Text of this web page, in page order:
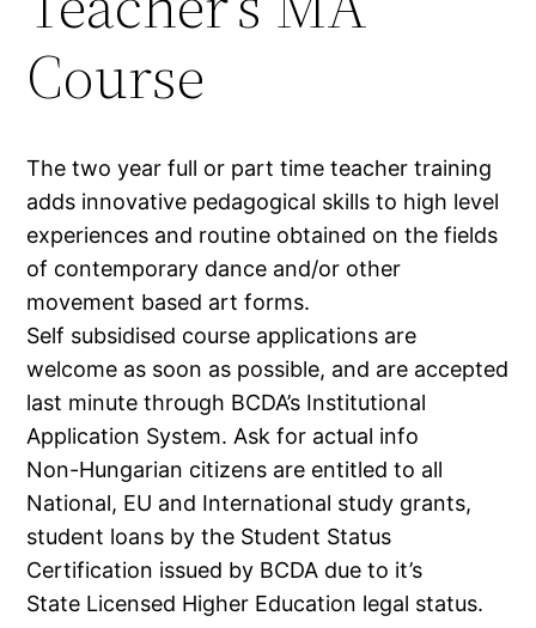
Course
The two year full or part time teacher training
adds innovative pedagogical skills to high level
experiences and routine obtained on the fields
of contemporary dance and/or other
movement based art forms.
Self subsidised course applications are
welcome as soon as possible, and are accepted
last minute through BCDA’s Institutional
Application System. Ask for actual info
Non-Hungarian citizens are entitled to all
National, EU and International study grants,
student loans by the Student Status
Certification issued by BCDA due to it’s
State Licensed Higher Education legal status.